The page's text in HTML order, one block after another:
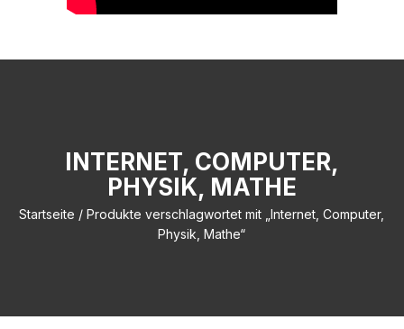
INTERNET, COMPUTER,
PHYSIK, MATHE
Startseite / Produkte verschlagwortet mit „Internet, Computer,
Physik, Mathe“